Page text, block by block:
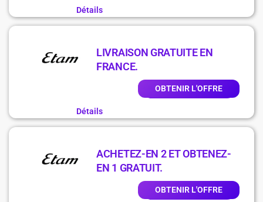
Détails
LIVRAISON GRATUITE EN
FRANCE.
OBTENIR L'OFFRE
Détails
ACHETEZ-EN 2 ET OBTENEZ-
EN 1 GRATUIT.
OBTENIR L'OFFRE